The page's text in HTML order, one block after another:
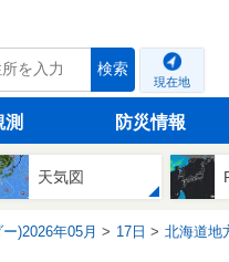
検索
現在地
測 防災情報
天気図
)2026年05月 17日 北海道地